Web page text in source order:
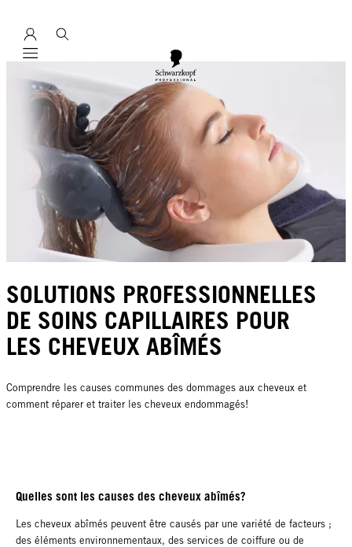
Mobile navigation
SOLUTIONS PROFESSIONNELLES
DE SOINS CAPILLAIRES POUR
LES CHEVEUX ABÎMÉS
Comprendre les causes communes des dommages aux cheveux et
comment réparer et traiter les cheveux endommagés!
Quelles sont les causes des cheveux abîmés?
Les cheveux abîmés peuvent être causés par une variété de facteurs ;
des éléments environnementaux, des services de coiffure ou de